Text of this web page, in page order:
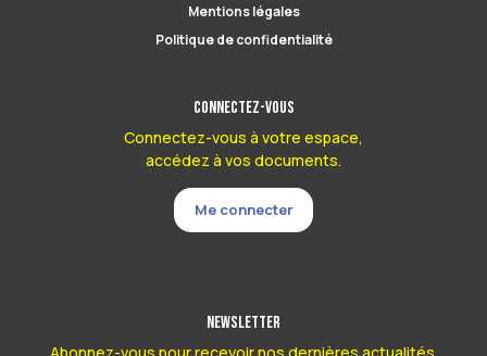
Mentions légales
Politique de confidentialité
Connectez-vous
Connectez-vous à votre espace,
accédez à vos documents.
Me connecter
Newsletter